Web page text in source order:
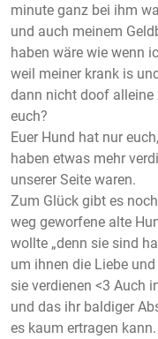
minute ganz bei ihm
und auch meinem
haben wäre wie wenn
weil meiner krank is
dann nicht doof
euch?
Euer Hund hat nur
haben etwas mehr
unserer Seite waren.
Zum Glück gibt es
weg geworfene alte
wollte „denn sie sind
um ihnen die Liebe
sie verdienen <3 Auch
und das ihr baldiger
es kaum ertragen